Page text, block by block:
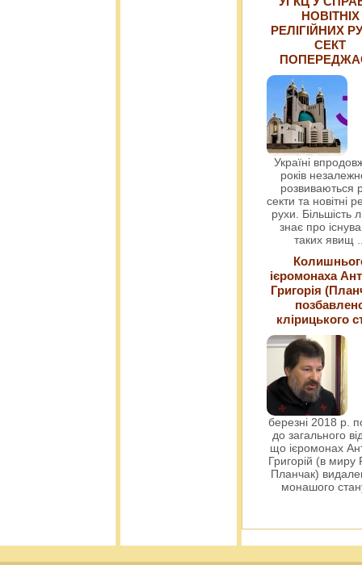
НОВІТНІХ
РЕЛІГІЙНИХ
СЕКТ
Україні
років
розвиваються
секти та новітні
рухи. Більшість
знає про
таких явищ
ієромонаха
Григорія
клірицького
березні 2018 р.
до загального
що ієромонах
Григорій (в миру
Планчак)
монашого